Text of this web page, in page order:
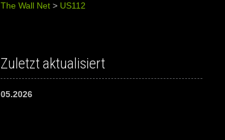
The Wall Net> US112
Zuletzt aktualisiert
05.2026